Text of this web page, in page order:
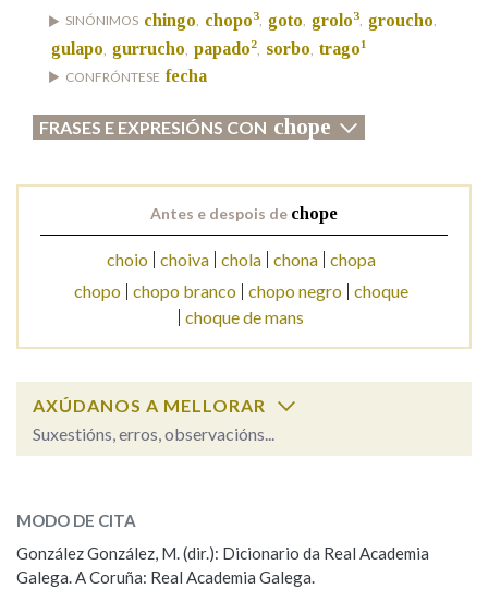
Na fraseoloxía
Pertence a
SINÓNIMOS chingo, chopo3, goto, grolo3, groucho,
gulapo gurrucho papado2 sorbo trago1
CONFRÓNTESE fecha
FRASES E EXPRESIÓNS CON chope
Antes e despois de chope
choio choiva chola chona chopa
chopo chopo branco chopo negro choque
choque de mans
AXÚDANOS A MELLORAR
Suxestións, erros, observacións...
chope (traballo)
chope (líquido)
MODO DE CITA
González González, M. (dir.): Dicionario da Real Academia
Galega. A Coruña: Real Academia Galega.